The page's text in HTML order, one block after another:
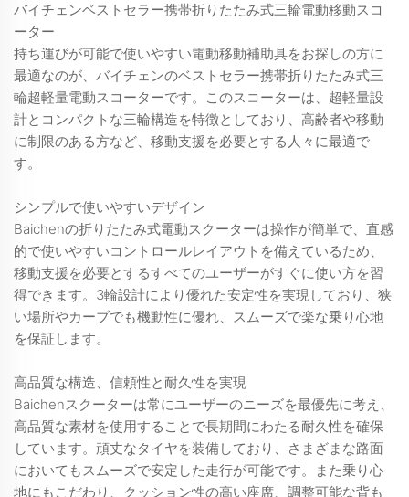
バイチェンベストセラー携帯折りたたみ式三輪電動移動スコ
ーター
持ち運びが可能で使いやすい電動移動補助具をお探しの方に
最適なのが、バイチェンのベストセラー携帯折りたたみ式三
輪超軽量電動スコーターです。このスコーターは、超軽量設
計とコンパクトな三輪構造を特徴としており、高齢者や移動
に制限のある方など、移動支援を必要とする人々に最適で
す。
シンプルで使いやすいデザイン
Baichenの折りたたみ式電動スクーターは操作が簡単で、直感
的で使いやすいコントロールレイアウトを備えているため、
移動支援を必要とするすべてのユーザーがすぐに使い方を習
得できます。3輪設計により優れた安定性を実現しており、狭
い場所やカーブでも機動性に優れ、スムーズで楽な乗り心地
を保証します。
高品質な構造、信頼性と耐久性を実現
Baichenスクーターは常にユーザーのニーズを最優先に考え、
高品質な素材を使用することで長期間にわたる耐久性を確保
しています。頑丈なタイヤを装備しており、さまざまな路面
においてもスムーズで安定した走行が可能です。また乗り心
地にもこだわり、クッション性の高い座席、調整可能な背も